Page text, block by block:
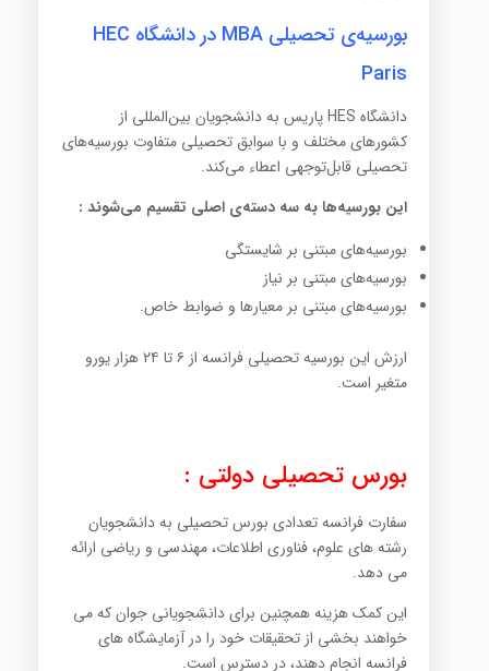
بورسیه‌ی تحصیلی MBA در دانشگاه HEC
Paris
دانشگاه HES پاریس به دانشجویان بین‌المللی از
کشورهای مختلف و با سوابق تحصیلی متفاوت بورسیه‌های
تحصیلی قابل‌توجهی اعطاء می‌کند.
این بورسیه‌ها به سه دسته‌ی اصلی تقسیم می‌شوند :
بورسیه‌های مبتنی بر شایستگی
بورسیه‌های مبتنی بر نیاز
بورسیه‌های مبتنی بر معیارها و ضوابط خاص.
ارزش این بورسیه تحصیلی فرانسه از ۶ تا ۲۴ هزار یورو
متغیر است.
بورس تحصیلی دولتی :
سفارت فرانسه تعدادی بورس تحصیلی به دانشجویان
رشته های علوم، فناوری اطلاعات، مهندسی و ریاضی ارائه
می دهد.
این کمک هزینه همچنین برای دانشجویانی جوان که می
خواهند بخشی از تحقیقات خود را در آزمایشگاه های
فرانسه انجام دهند، در دسترس است.